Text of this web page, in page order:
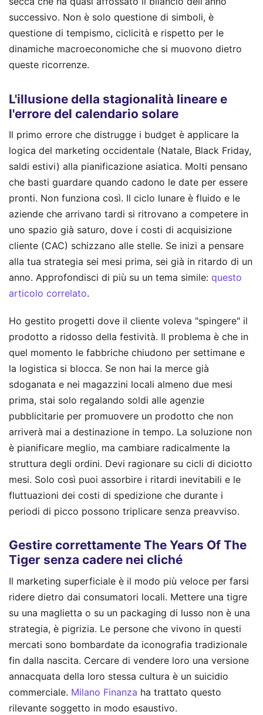
successivo. Non è solo questione di simboli, è
questione di tempismo, ciclicità e rispetto per le
dinamiche macroeconomiche che si muovono dietro
queste ricorrenze.
L'illusione della stagionalità lineare e
l'errore del calendario solare
Il primo errore che distrugge i budget è applicare la
logica del marketing occidentale (Natale, Black Friday,
saldi estivi) alla pianificazione asiatica. Molti pensano
che basti guardare quando cadono le date per essere
pronti. Non funziona così. Il ciclo lunare è fluido e le
aziende che arrivano tardi si ritrovano a competere in
uno spazio già saturo, dove i costi di acquisizione
cliente (CAC) schizzano alle stelle. Se inizi a pensare
alla tua strategia sei mesi prima, sei già in ritardo di un
anno. Approfondisci di più su un tema simile: questo
articolo correlato.
Ho gestito progetti dove il cliente voleva "spingere" il
prodotto a ridosso della festività. Il problema è che in
quel momento le fabbriche chiudono per settimane e
la logistica si blocca. Se non hai la merce già
sdoganata e nei magazzini locali almeno due mesi
prima, stai solo regalando soldi alle agenzie
pubblicitarie per promuovere un prodotto che non
arriverà mai a destinazione in tempo. La soluzione non
è pianificare meglio, ma cambiare radicalmente la
struttura degli ordini. Devi ragionare su cicli di diciotto
mesi. Solo così puoi assorbire i ritardi inevitabili e le
fluttuazioni dei costi di spedizione che durante i
periodi di picco possono triplicare senza preavviso.
Gestire correttamente The Years Of The
Tiger senza cadere nei cliché
Il marketing superficiale è il modo più veloce per farsi
ridere dietro dai consumatori locali. Mettere una tigre
su una maglietta o su un packaging di lusso non è una
strategia, è pigrizia. Le persone che vivono in questi
mercati sono bombardate da iconografia tradizionale
fin dalla nascita. Cercare di vendere loro una versione
annacquata della loro stessa cultura è un suicidio
commerciale. Milano Finanza ha trattato questo
rilevante soggetto in modo esaustivo.